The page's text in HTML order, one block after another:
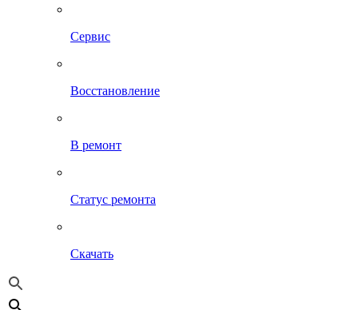
Сервис
Восстановление
В ремонт
Статус ремонта
Скачать